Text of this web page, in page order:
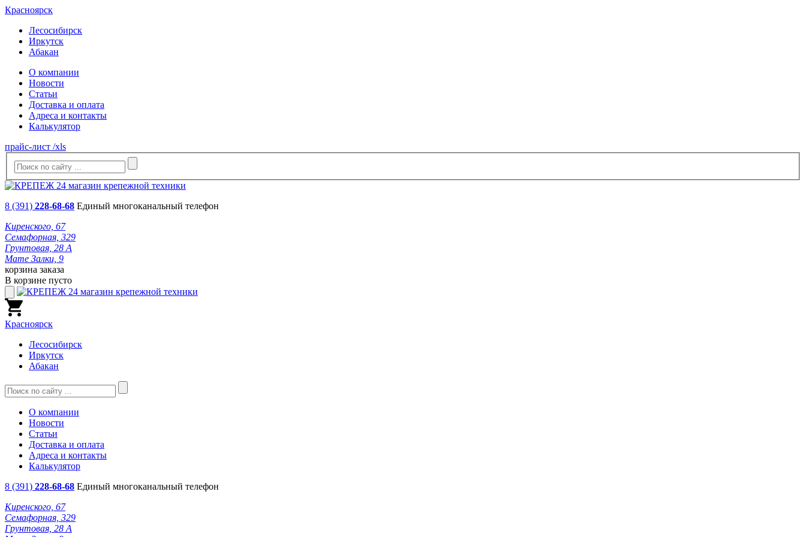
Красноярск
Лесосибирск
Иркутск
Абакан
О компании
Новости
Статьи
Доставка и оплата
Адреса и контакты
Калькулятор
прайс-лист /xls
8 (391) 228-68-68 Единый многоканальный телефон
Киренского, 67
Семафорная, 329
Грунтовая, 28 А
Мате Залки, 9
корзина заказа
В корзине пусто
Красноярск
Лесосибирск
Иркутск
Абакан
О компании
Новости
Статьи
Доставка и оплата
Адреса и контакты
Калькулятор
8 (391) 228-68-68 Единый многоканальный телефон
Киренского, 67
Семафорная, 329
Грунтовая, 28 А